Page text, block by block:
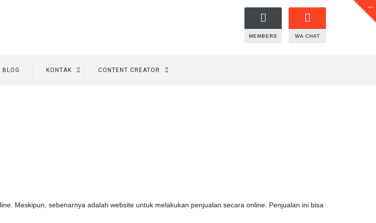
MEMBERS WA CHAT
BLOG KONTAK CONTENT CREATOR
Meskipun, sebenarnya adalah website untuk melakukan penjualan secara online. Penjualan ini bisa